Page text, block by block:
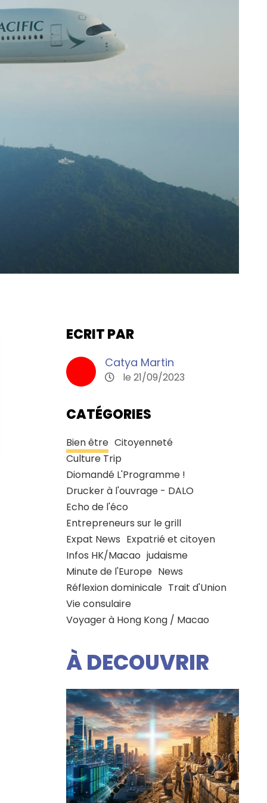
ECRIT PAR
Catya Martin
le 21/09/2023
CATÉGORIES
Bien être Citoyenneté
Culture Trip
Diomandé L'Programme !
Drucker à l'ouvrage - DALO
Echo de l'éco
Entrepreneurs sur le grill
Expat News Expatrié et citoyen
Infos HK/Macao judaisme
Minute de l'Europe News
Réflexion dominicale Trait d'Union
Vie consulaire
Voyager à Hong Kong / Macao
À DECOUVRIR